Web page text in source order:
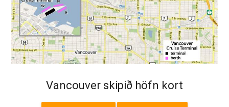
Vancouver skipið höfn kort